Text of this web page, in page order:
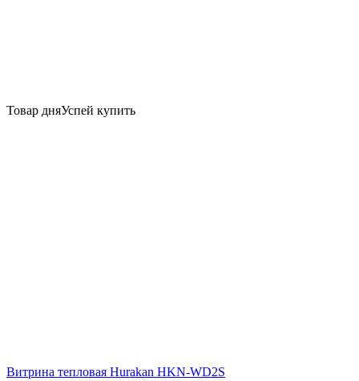
Товар дняУспей купить
Витрина тепловая Hurakan HKN-WD2S